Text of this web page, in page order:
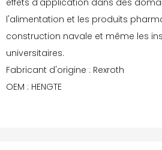
effets d'application dans des
l'alimentation et les produits
construction navale et même les
universitaires.
Fabricant d'origine : Rexroth
OEM : HENGTE